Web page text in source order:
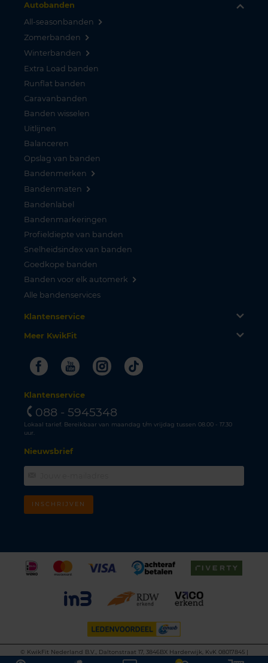
Autobanden
All-seasonbanden
Zomerbanden
Winterbanden
Extra Load banden
Runflat banden
Caravanbanden
Banden wisselen
Uitlijnen
Balanceren
Opslag van banden
Bandenmerken
Bandenmaten
Bandenlabel
Bandenmarkeringen
Profieldiepte van banden
Snelheidsindex van banden
Goedkope banden
Banden voor elk automerk
Alle bandenservices
Klantenservice
Meer KwikFit
FacebookYoutubeInstagram
Tiktok
Klantenservice
088 - 5945348
Lokaal tarief. Bereikbaar van maandag t/m vrijdag tussen 08.00 - 17.30
uur.
Nieuwsbrief
INSCHRIJVEN
©
KwikFit Nederland B.V., Daltonstraat 17, 3846BX Harderwijk, KvK 08017845 |
Algemene voorwaarden
Privacyverklaring Cookiebeleid Disclaimer